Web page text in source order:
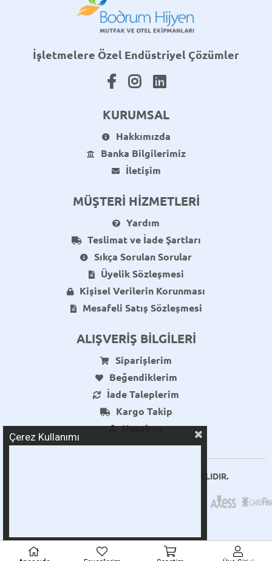
İşletmelere Özel Endüstriyel Çözümler
KURUMSAL
Hakkımızda
Banka Bilgilerimiz
İletişim
MÜŞTERİ HİZMETLERİ
Yardım
Teslimat ve İade Şartları
Sıkça Sorulan Sorular
Üyelik Sözleşmesi
Kişisel Verilerin Korunması
Mesafeli Satış Sözleşmesi
ALIŞVERİŞ BİLGİLERİ
Siparişlerim
Beğendiklerim
İade Taleplerim
Kargo Takip
Hesabım
© BODRUM HİJYEN - TÜM HAKLARI SAKLIDIR.
Çerez Kullanımı